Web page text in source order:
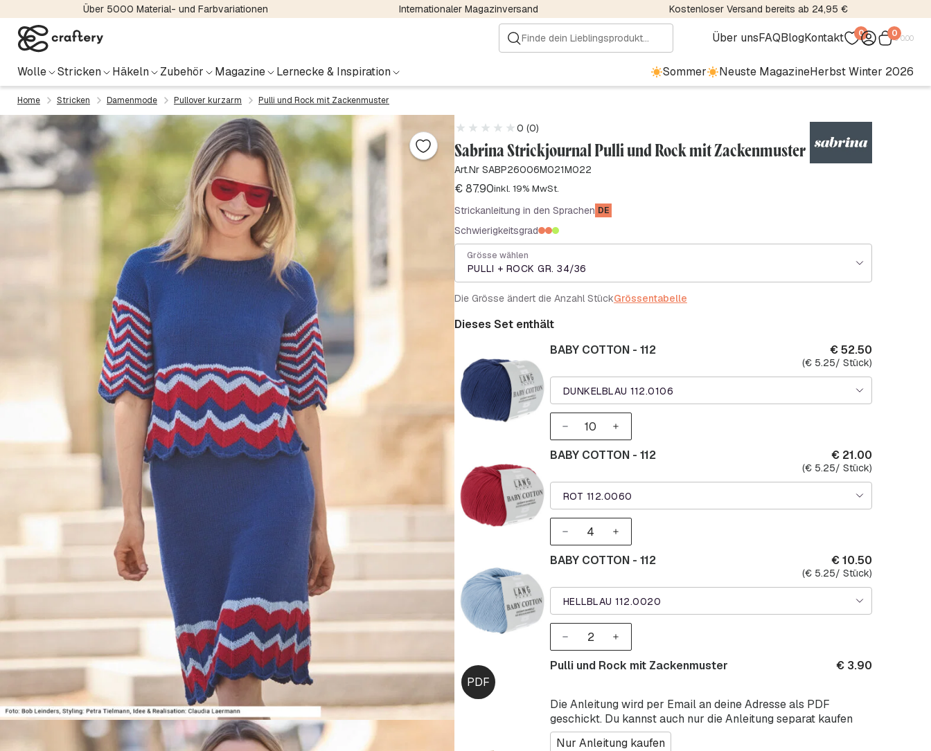
Über 5000 Material- und Farbvariationen Internationaler Magazinversand Kostenloser Versand bereits ab 24,95 €
Über unsFAQBlogKontakt 0 0€0.00
Wolle Stricken Häkeln Zubehör Magazine Lernecke & Inspiration Sommer Neuste MagazineHerbst Winter 2026
Home Stricken Damenmode Pullover kurzarm Pulli und Rock mit Zackenmuster
0 (0)
Sabrina Strickjournal Pulli und Rock mit Zackenmuster
Art.Nr SABP26006M021M022
€87.90inkl. 19% MwSt.
Strickanleitung in den Sprachen DE
Schwierigkeitsgrad
Grösse wählen
PULLI + ROCK GR. 34/36
Die Grösse ändert die Anzahl StückGrössentabelle
Dieses Set enthält
DUNKELBLAU 112.0106
BABY COTTON - 112 €52.50
(€5.25/ Stück)
ROT 112.0060
BABY COTTON - 112 €21.00
(€5.25/ Stück)
HELLBLAU 112.0020
BABY COTTON - 112 €10.50
(€5.25/ Stück)
Die Anleitung wird per Email an deine Adresse als PDF
geschickt. Du kannst auch nur die Anleitung separat kaufen
Nur Anleitung kaufen
Pulli und Rock mit Zackenmuster €3.90